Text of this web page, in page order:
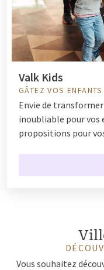
Valk Kids
GÂTEZ VOS ENFANTS
Envie de
inoubliable pour vos
propositions pour
Vous souhaitez